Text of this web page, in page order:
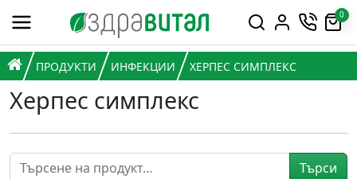
Премини към съдържанието
Горна навигация
0
Главна навигация
НАЧАЛО
ПРОДУКТИ ИНФЕКЦИИ ХЕРПЕС СИМПЛЕКС
Херпес симплекс
Търси